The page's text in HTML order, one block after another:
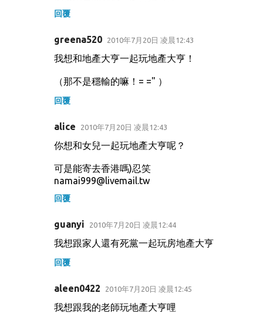
回覆
greena520 2010年7月20日 凌晨12:43
我想和地產大亨一起玩地產大亨！
（那不是穩輸的嘛！= =" ）
回覆
alice 2010年7月20日 凌晨12:43
你想和女兒一起玩地產大亨呢？
可是能寄去香港嗎)忍笑
namai999@livemail.tw
回覆
guanyi 2010年7月20日 凌晨12:44
我想跟家人還有死黨一起玩房地產大亨
回覆
aleen0422 2010年7月20日 凌晨12:45
我想跟我的老師玩地產大亨哩